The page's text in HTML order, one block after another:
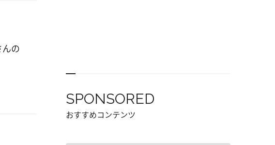
の
SPONSORED
おすすめコンテンツ